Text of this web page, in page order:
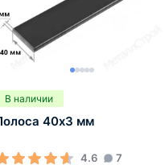
В наличии
40х3 мм
4.6 7